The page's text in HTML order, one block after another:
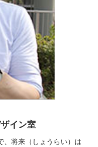
イン室
、将来（しょうらい）は